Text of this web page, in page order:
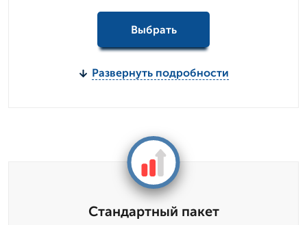
Выбрать
Развернуть подробности
Стандартный пакет